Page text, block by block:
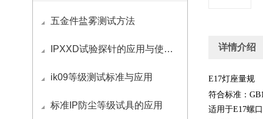
五金件盐雾测试方法
IPXXD试验探针的应用与使用方法
ik09等级测试标准与应用
标准IP防尘等级试具的应用
详情介绍
E17灯座量规
符合标准：
适用于E17螺